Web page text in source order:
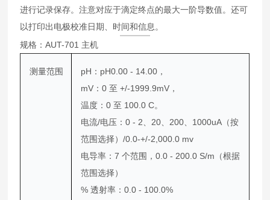
进行记录保存。注意对应于滴定终点的最大一阶导数值。还可
以打印出电极校准日期、时间和信息。
规格：AUT-701 主机
测量范围
pH：pH0.00 - 14.00，
mV：0 至 +/-1999.9mV，
温度：0 至 100.0 C。
电流/电压：0 - 2、20、200、1000uA（按
范围选择）/0.0-+/-2,000.0 mv
电导率：7 个范围，0.0 - 200.0 S/m（根据
范围选择）
% 透射率：0.0 - 100.0%